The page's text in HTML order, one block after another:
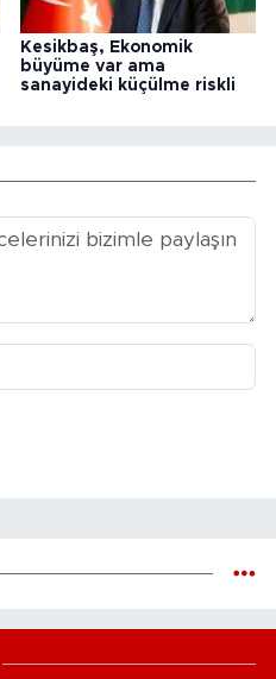
Kesikbaş, Ekonomik
büyüme var ama
sanayideki küçülme riskli